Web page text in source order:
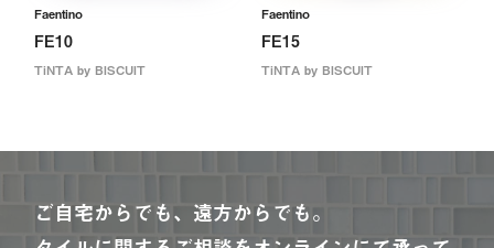
Faentino
FE10
TiNTA by BISCUIT
Faentino
FE15
TiNTA by BISCUIT
ご自宅からでも、遠方からでも。